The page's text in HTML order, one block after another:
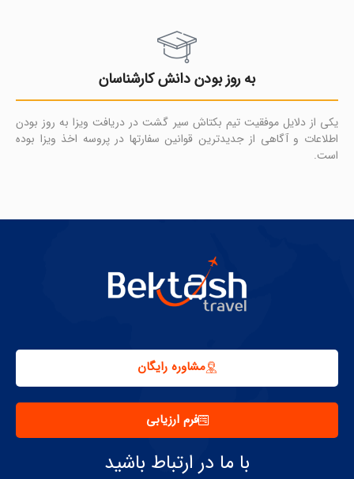
به روز بودن دانش کارشناسان
یکی از دلایل موفقیت تیم بکتاش سیر گشت در دریافت ویزا به روز بودن
اطلاعات و آگاهی از جدیدترین قوانین سفارتها در پروسه اخذ ویزا بوده
است.
مشاوره رایگان
فرم ارزیابی
با ما در ارتباط باشید